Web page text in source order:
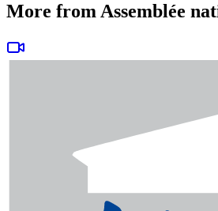
More from Assemblée